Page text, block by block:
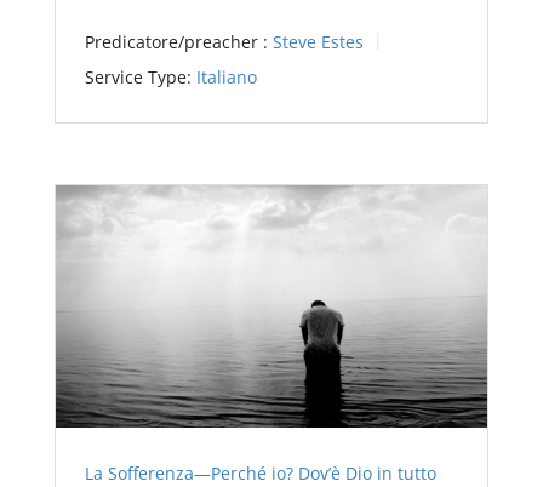
Predicatore/preacher : Steve Estes
Service Type: Italiano
La Sofferenza—Perché io? Dov’è Dio in tutto